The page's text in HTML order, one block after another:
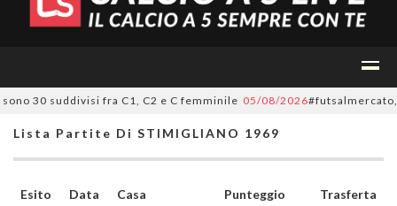
30 suddivisi fra C1, C2 e C femminile 05/08/2026#futsalmercato,
Lista Partite Di STIMIGLIANO 1969
Esito Data Casa Punteggio
Trasferta